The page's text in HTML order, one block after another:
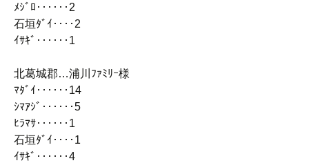
ﾒｼﾞﾛ‥‥‥2
石垣ﾀﾞｲ‥‥2
ｲｻｷﾞ‥‥‥1
北葛城郡…浦川ﾌｧﾐﾘｰ様
ﾏﾀﾞｲ‥‥‥14
ｼﾏｱｼﾞ‥‥‥5
ﾋﾗﾏｻ‥‥‥1
石垣ﾀﾞｲ‥‥1
ｲｻｷﾞ‥‥‥4